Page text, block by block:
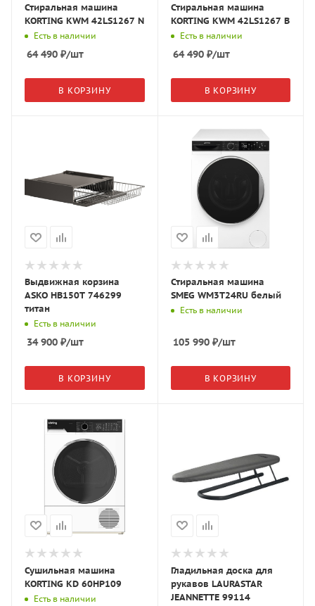
Стиральная машина
KORTING KWM 42LS1267 N
Есть в наличии
64 490 ₽/шт
В КОРЗИНУ
Стиральная машина
KORTING KWM 42LS1267 B
Есть в наличии
64 490₽/шт
В КОРЗИНУ
Выдвижная корзина
ASKO HB150T 746299
титан
Есть в наличии
34 900 ₽/шт
В КОРЗИНУ
Стиральная машина
SMEG WM3T24RU белый
Есть в наличии
105 990₽/шт
В КОРЗИНУ
Сушильная машина
KORTING KD 60HP109
Есть в наличии
Гладильная доска для
рукавов LAURASTAR
JEANNETTE 99114